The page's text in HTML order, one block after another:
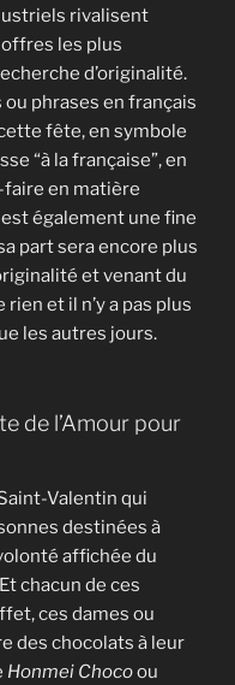
rivalisent
les plus
d’originalité.
phrases en français
fête, en symbole
“à la française”, en
faire en matière
également une fine
part sera encore plus
et venant du
et il n’y a pas plus
les autres jours.
de l’Amour pour
Valentin qui
destinées à
affichée du
chacun de ces
ces dames ou
des chocolats à leur
Honmei Chocoou